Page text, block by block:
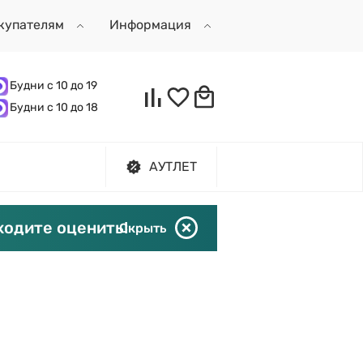
Информация
Будни с 10 до 19
Будни с 10 до 18
АУТЛЕТ
оценить!Скрыть